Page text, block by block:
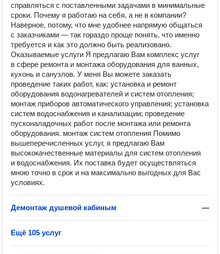
справляться с поставленными задачами в минимальные
сроки. Почему я работаю на себя, а не в компании?
Наверное, потому, что мне удобнее напрямую общаться
с заказчиками — так гораздо проще понять, что именно
требуется и как это должно быть реализовано.
Оказываемые услуги Я предлагаю Вам комплекс услуг
в сфере ремонта и монтажа оборудования для ванных,
кухонь и санузлов. У меня Вы можете заказать
проведение таких работ, как: установка и ремонт
оборудования водонагревателей и систем отопления;
монтаж приборов автоматического управления; установка
систем водоснабжения и канализации; проведение
пусконаладочных работ после монтажа или ремонта
оборудования. монтаж систем отопления Помимо
вышеперечисленных услуг, я предлагаю Вам
высококачественные материалы для систем отопления
и водоснабжения. Их поставка будет осуществляться
мною точно в срок и на максимально выгодных для Вас
условиях.
Демонтаж душевой кабиным —
Ещё 105 услуг